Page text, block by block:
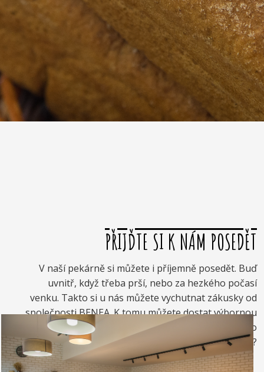
PŘIJĎTE SI K NÁM POSEDĚT
V naší pekárně si můžete i příjemně posedět. Buď
uvnitř, když třeba prší, nebo za hezkého počasí
venku. Takto si u nás můžete vychutnat zákusky od
společnosti BENEA. K tomu můžete dostat výbornou
kávou. Nebo si raději dáte zrmzlinový pohár nebo
vynikající točenou zmrzlinu?